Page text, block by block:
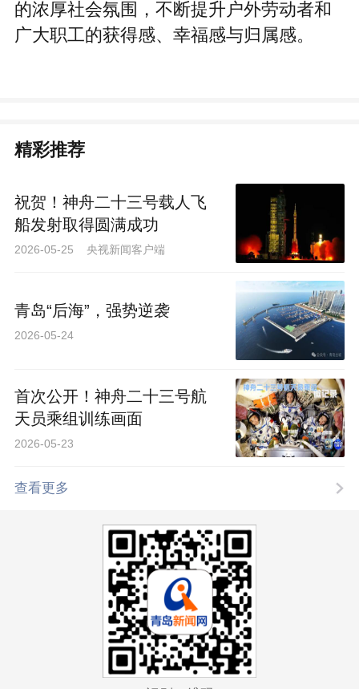
的浓厚社会氛围，不断提升户外劳动者和
广大职工的获得感、幸福感与归属感。
精彩推荐
祝贺！神舟二十三号载人飞
船发射取得圆满成功
2026-05-25 央视新闻客户端
青岛“后海”，强势逆袭
2026-05-24
首次公开！神舟二十三号航
天员乘组训练画面
2026-05-23
查看更多